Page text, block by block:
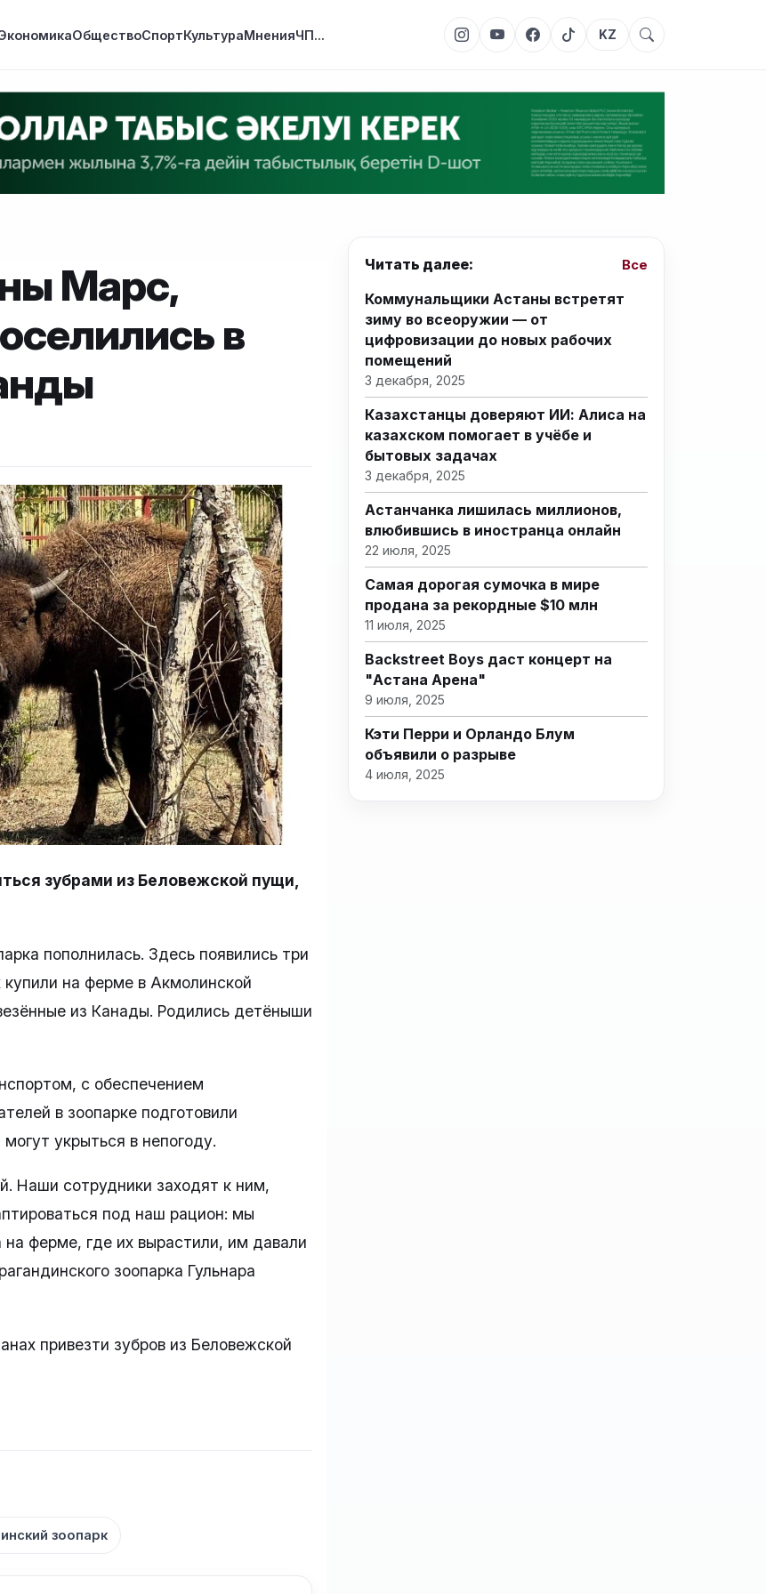
ОбществоСпортКультураМненияЧП... KZ
Марс,
в
зубрами из Беловежской пущи,
пополнилась. Здесь появились три
на ферме в Акмолинской
из Канады. Родились детёныши
с обеспечением
в зоопарке подготовили
укрыться в непогоду.
Наши сотрудники заходят к ним,
под наш рацион: мы
ферме, где их вырастили, им давали
зоопарка Гульнара
привезти зубров из Беловежской
зоопарк
Читать далее: Все
Коммунальщики Астаны встретят
зиму во всеоружии — от
цифровизации до новых рабочих
помещений
3 декабря, 2025
Казахстанцы доверяют ИИ: Алиса на
казахском помогает в учёбе и
бытовых задачах
3 декабря, 2025
Астанчанка лишилась миллионов,
влюбившись в иностранца онлайн
22 июля, 2025
Самая дорогая сумочка в мире
продана за рекордные $10 млн
11 июля, 2025
Backstreet Boys даст концерт на
"Астана Арена"
9 июля, 2025
Кэти Перри и Орландо Блум
объявили о разрыве
4 июля, 2025